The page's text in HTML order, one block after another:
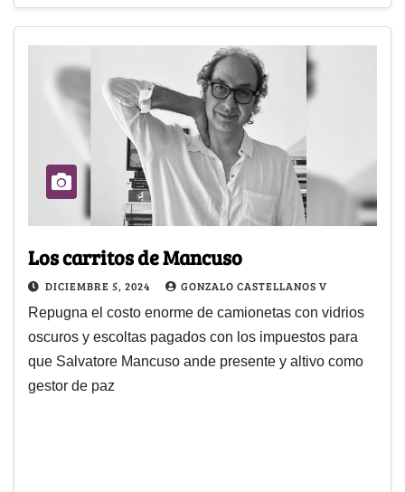
Los carritos de Mancuso
DICIEMBRE 5, 2024 GONZALO CASTELLANOS V
Repugna el costo enorme de camionetas con vidrios
oscuros y escoltas pagados con los impuestos para
que Salvatore Mancuso ande presente y altivo como
gestor de paz